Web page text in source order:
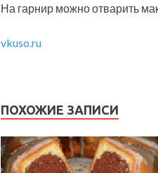
На гарнир можно отварить
vkuso.ru
ПОХОЖИЕ ЗАПИСИ